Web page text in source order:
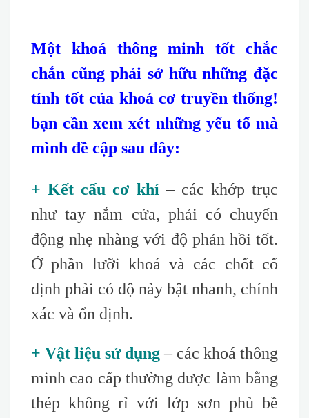
Một khoá thông minh tốt chắc
chắn cũng phải sở hữu những đặc
tính tốt của khoá cơ truyền thống!
bạn cần xem xét những yếu tố mà
mình đề cập sau đây:
+ Kết cấu cơ khí– các khớp trục
như tay nắm cửa, phải có chuyển
động nhẹ nhàng với độ phản hồi tốt.
Ở phần lưỡi khoá và các chốt cố
định phải có độ nảy bật nhanh, chính
xác và ổn định.
+ Vật liệu sử dụng– các khoá thông
minh cao cấp thường được làm bằng
thép không rỉ với lớp sơn phủ bề